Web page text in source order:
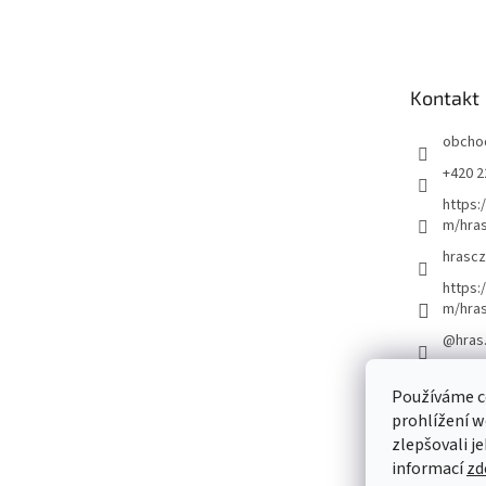
Používáme
prohlížení
zlepšovali
informací
Kontakt
+420
m/
hrascz
m/